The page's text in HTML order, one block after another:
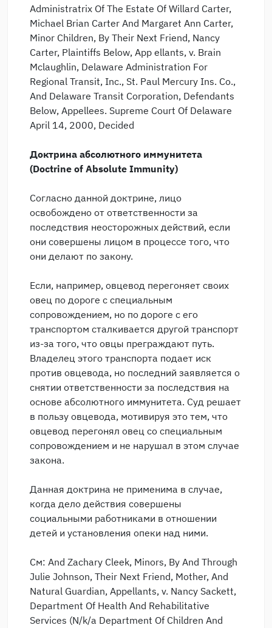
Administratrix Of The Estate Of Willard Carter,
Michael Brian Carter And Margaret Ann Carter,
Minor Children, By Their Next Friend, Nancy
Carter, Plaintiffs Below, App ellants, v. Brain
Mclaughlin, Delaware Administration For
Regional Transit, Inc., St. Paul Mercury Ins. Co.,
And Delaware Transit Corporation, Defendants
Below, Appellees. Supreme Court Of Delaware
April 14, 2000, Decided
Доктрина абсолютного иммунитета
(Doctrine of Absolute Immunity)
Согласно данной доктрине, лицо
освобождено от ответственности за
последствия неосторожных действий, если
они совершены лицом в процессе того, что
они делают по закону.
Если, например, овцевод перегоняет своих
овец по дороге с специальным
сопровождением, но по дороге с его
транспортом сталкивается другой транспорт
из-за того, что овцы преграждают путь.
Владелец этого транспорта подает иск
против овцевода, но последний заявляется о
снятии ответственности за последствия на
основе абсолютного иммунитета. Суд решает
в пользу овцевода, мотивируя это тем, что
овцевод перегонял овец со специальным
сопровождением и не нарушал в этом случае
закона.
Данная доктрина не применима в случае,
когда дело действия совершены
социальными работниками в отношении
детей и установления опеки над ними.
См: And Zachary Cleek, Minors, By And Through
Julie Johnson, Their Next Friend, Mother, And
Natural Guardian, Appellants, v. Nancy Sackett,
Department Of Health And Rehabilitative
Services (N/k/a Department Of Children And